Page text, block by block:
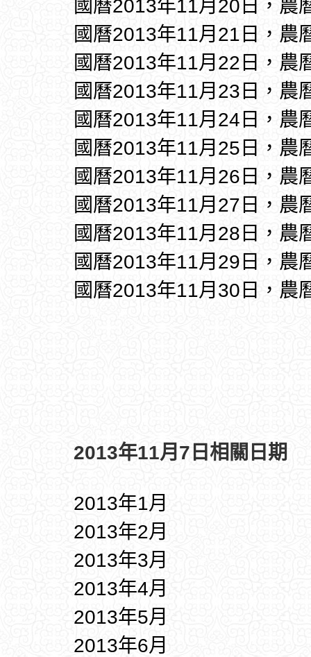
國曆2013年11月20日，農
國曆2013年11月21日，農
國曆2013年11月22日，農
國曆2013年11月23日，農
國曆2013年11月24日，農
國曆2013年11月25日，農
國曆2013年11月26日，農
國曆2013年11月27日，農
國曆2013年11月28日，農
國曆2013年11月29日，農
國曆2013年11月30日，農
2013年11月7日相關日期
2013年1月
2013年2月
2013年3月
2013年4月
2013年5月
2013年6月